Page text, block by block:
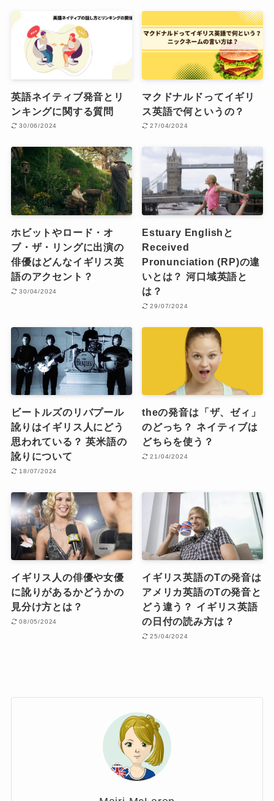
英語ネイティブ発音とリ
ンキングに関する質問
30/06/2024
マクドナルドってイギリ
ス英語で何というの？
27/04/2024
ホビットやロード・オ
ブ・ザ・リングに出演の
俳優はどんなイギリス英
語のアクセント？
30/04/2024
Estuary Englishと
Received
Pronunciation (RP)の違
いとは？ 河口域英語と
は？
29/07/2024
ビートルズのリバプール
訛りはイギリス人にどう
思われている？ 英米語の
訛りについて
18/07/2024
theの発音は「ザ、ゼィ」
のどっち？ ネイティブは
どちらを使う？
21/04/2024
イギリス人の俳優や女優
に訛りがあるかどうかの
見分け方とは？
08/05/2024
イギリス英語のTの発音は
アメリカ英語のTの発音と
どう違う？ イギリス英語
の日付の読み方は？
25/04/2024